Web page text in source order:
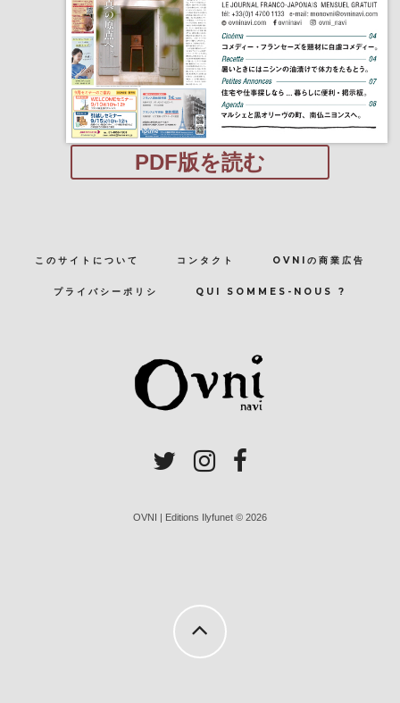
PDF版を読む
このサイトについて コンタクト OVNIの商業広告
プライバシーポリシ QUI SOMMES-NOUS ?
OVNI | Editions Ilyfunet © 2026